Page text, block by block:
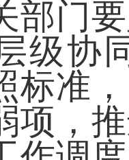
部门
级协
标准
项，